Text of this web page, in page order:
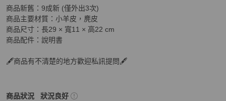
商品新舊：9成新 (僅外出3次)
商品主要材質：小羊皮，麂皮
商品尺寸：長29 × 寬11 × 高22 cm
商品配件：說明書
🖋️商品有不清楚的地方歡迎私訊提問🖋️
商品狀況
Coach女包 商品狀態與細節
狀況良好